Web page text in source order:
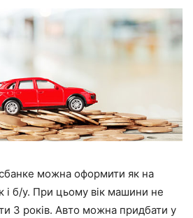
можна оформити як на
і б/у. При цьому вік машини не
3 років. Авто можна придбати у